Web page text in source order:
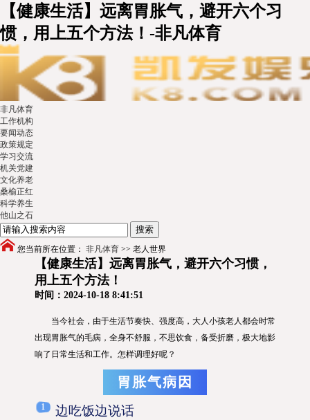
【健康生活】远离胃胀气，避开六个习
惯，用上五个方法！-非凡体育
非凡体育
工作机构
要闻动态
政策规定
学习交流
机关党建
文化养老
桑榆正红
科学养生
他山之石
您当前所在位置： 非凡体育 >> 老人世界
【健康生活】远离胃胀气，避开六个习惯，
用上五个方法！
时间：2024-10-18 8:41:51
当今社会，由于生活节奏快、强度高，大人小孩老人都会时常
出现胃胀气的毛病，全身不舒服，不思饮食，备受折磨，极大地影
响了日常生活和工作。怎样调理好呢？
胃胀气病因
1 边吃饭边说话